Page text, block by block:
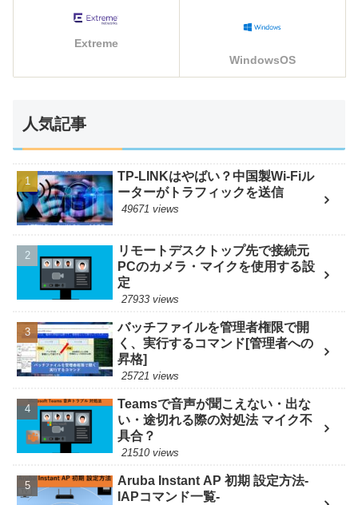
Extreme
WindowsOS
人気記事
TP-LINKはやばい？中国製Wi-Fiル
ーターがトラフィックを送信
49671 views
リモートデスクトップ先で接続元
PCのカメラ・マイクを使用する設
定
27933 views
バッチファイルを管理者権限で開
く、実行するコマンド[管理者への
昇格]
25721 views
Teamsで音声が聞こえない・出な
い・途切れる際の対処法 マイク不
具合？
21510 views
Aruba Instant AP 初期 設定方法-
IAPコマンド一覧-